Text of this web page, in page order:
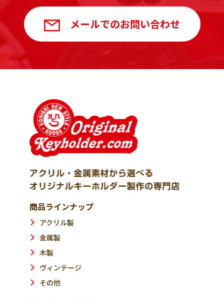
メールでのお問い合わせ
商品ラインナップ
アクリル製
金属製
木製
ヴィンテージ
その他